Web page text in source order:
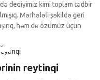
də dediyimiz kimi toplam tədbir
Mərhələli şəkildə geri
həm də özümüz üçün
reytinqi